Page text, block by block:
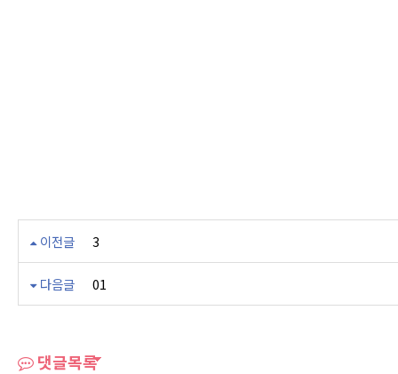
이전글 3
다음글 01
댓글목록